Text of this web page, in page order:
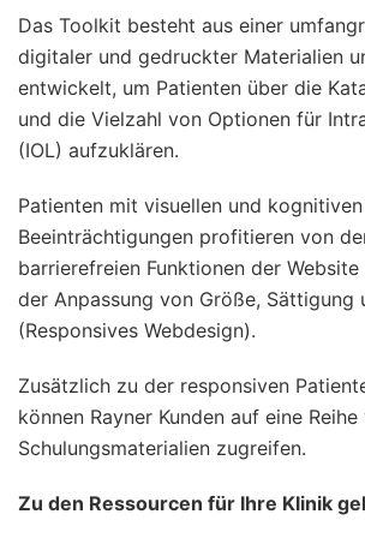
Das Toolkit besteht aus einer
digitaler und gedruckter Materialien
entwickelt, um Patienten über die
und die Vielzahl von Optionen für
(IOL) aufzuklären.
Patienten mit visuellen und kognitiven
Beeinträchtigungen profitieren von
barrierefreien Funktionen der
der Anpassung von Größe, Sättigung
(Responsives Webdesign).
Zusätzlich zu der responsiven
können Rayner Kunden auf eine
Schulungsmaterialien zugreifen.
Zu den Ressourcen für Ihre Klinik